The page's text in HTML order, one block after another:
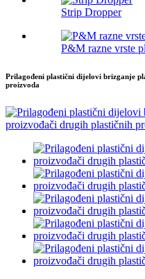
Strip Dropper
P&M razne vrste
Prilagođeni plastični dijelovi brizganje
proizvoda